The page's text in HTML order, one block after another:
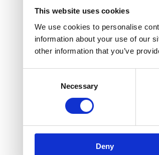
This website uses cookies
We use cookies to personalise
information about your use of our
other information that you’ve
Necessary
Deny